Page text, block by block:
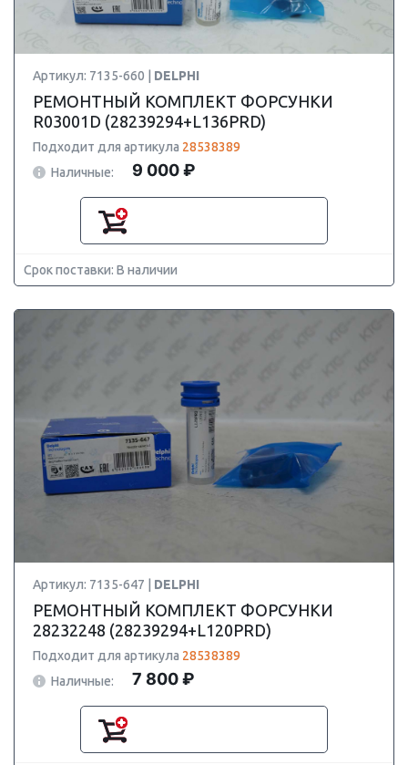
Артикул: 7135-660 | DELPHI
РЕМОНТНЫЙ КОМПЛЕКТ ФОРСУНКИ
R03001D (28239294+L136PRD)
Подходит для артикула 28538389
Наличные:
9 000 ₽
Срок поставки: В наличии
Артикул: 7135-647 | DELPHI
РЕМОНТНЫЙ КОМПЛЕКТ ФОРСУНКИ
28232248 (28239294+L120PRD)
Подходит для артикула 28538389
Наличные:
7 800 ₽